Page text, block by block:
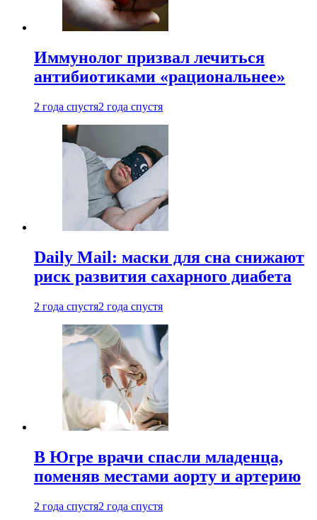
Иммунолог призвал лечиться
антибиотиками «рациональнее»
2 года спустя2 года спустя
Daily Mail: маски для сна снижают
риск развития сахарного диабета
2 года спустя2 года спустя
В Югре врачи спасли младенца,
поменяв местами аорту и артерию
2 года спустя2 года спустя